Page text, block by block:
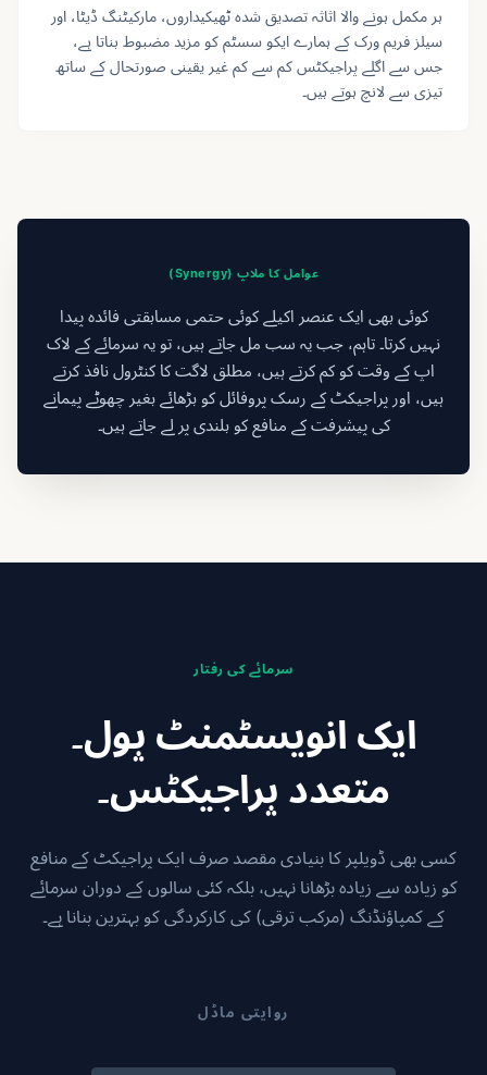
ہر مکمل ہونے والا اثاثہ تصدیق شدہ ٹھیکیداروں، مارکیٹنگ ڈیٹا، اور
سیلز فریم ورک کے ہمارے ایکو سسٹم کو مزید مضبوط بناتا ہے،
جس سے اگلے پراجیکٹس کم سے کم غیر یقینی صورتحال کے ساتھ
تیزی سے لانچ ہوتے ہیں۔
عوامل کا ملاپ (Synergy)
کوئی بھی ایک عنصر اکیلے کوئی حتمی مسابقتی فائدہ پیدا
نہیں کرتا۔ تاہم، جب یہ سب مل جاتے ہیں، تو یہ سرمائے کے لاک
اپ کے وقت کو کم کرتے ہیں، مطلق لاگت کا کنٹرول نافذ کرتے
ہیں، اور پراجیکٹ کے رسک پروفائل کو بڑھائے بغیر چھوٹے پیمانے
کی پیشرفت کے منافع کو بلندی پر لے جاتے ہیں۔
سرمائے کی رفتار
ایک انویسٹمنٹ پول۔
متعدد پراجیکٹس۔
کسی بھی ڈویلپر کا بنیادی مقصد صرف ایک پراجیکٹ کے منافع
کو زیادہ سے زیادہ بڑھانا نہیں، بلکہ کئی سالوں کے دوران سرمائے
کے کمپاؤنڈنگ (مرکب ترقی) کی کارکردگی کو بہترین بنانا ہے۔
روایتی ماڈل